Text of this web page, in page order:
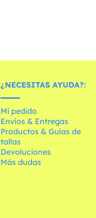
¿NECESITAS AYUDA?:
Mi pedido
Envíos & Entregas
Productos & Guías de
tallas
Devoluciones
Más dudas